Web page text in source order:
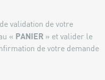
validation de votre
« PANIER » et valider le
de votre demande